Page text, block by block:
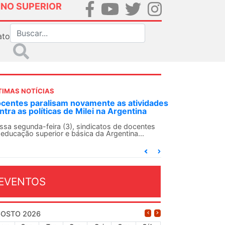
SUPERIOR
NOTÍCIAS
SN convoca docentes para Dia de
Internacionalista com Cuba em
de agosto
SN conclama suas seções sindicais e o